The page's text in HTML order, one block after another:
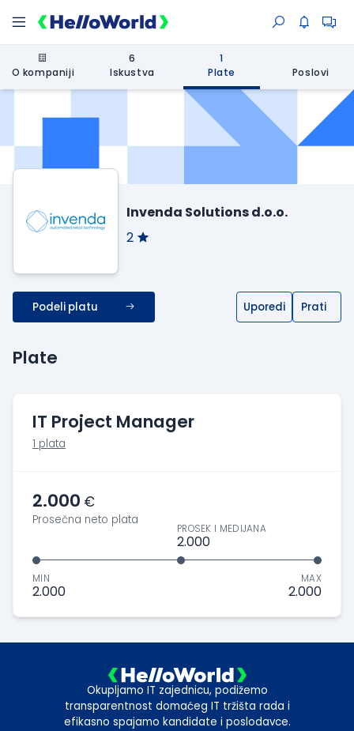
O kompaniji
6
Iskustva
1
Plate
Poslovi
Invenda Solutions d.o.o.
2
Podeli platu Uporedi Prati
Plate
IT Project Manager
1 plata
2.000 €
Prosečna neto plata
MIN
2.000
PROSEK I MEDIJANA
2.000
MAX
2.000
Okupljamo IT zajednicu, podižemo
transparentnost domaćeg IT tržišta rada i
efikasno spajamo kandidate i poslodavce.